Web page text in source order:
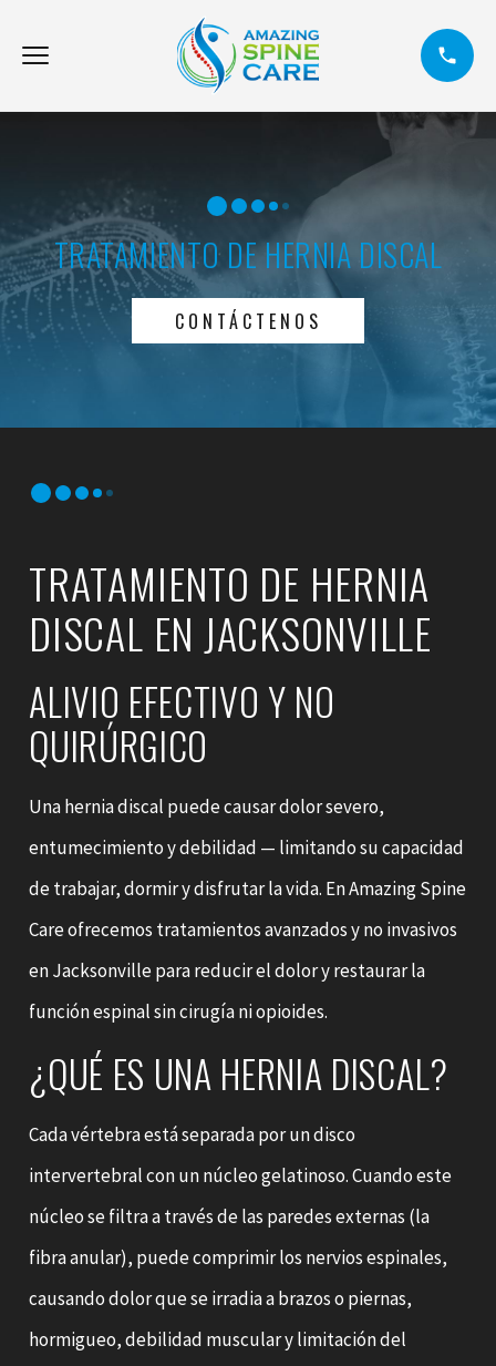
TRATAMIENTO DE HERNIA DISCAL
CONTÁCTENOS
TRATAMIENTO DE HERNIA
DISCAL EN JACKSONVILLE
ALIVIO EFECTIVO Y NO
QUIRÚRGICO
Una hernia discal puede causar dolor severo,
entumecimiento y debilidad — limitando su capacidad
de trabajar, dormir y disfrutar la vida. En Amazing Spine
Care ofrecemos tratamientos avanzados y no invasivos
en Jacksonville para reducir el dolor y restaurar la
función espinal sin cirugía ni opioides.
¿QUÉ ES UNA HERNIA DISCAL?
Cada vértebra está separada por un disco
intervertebral con un núcleo gelatinoso. Cuando este
núcleo se filtra a través de las paredes externas (la
fibra anular), puede comprimir los nervios espinales,
causando dolor que se irradia a brazos o piernas,
hormigueo, debilidad muscular y limitación del